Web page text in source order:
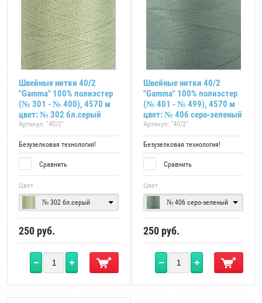
Швейные нитки 40/2
"Gamma" 100% полиэстер
(№ 301 - № 400), 4570 м
цвет: № 302 бл.серый
Артикул: "40/2"
Безузелковая технология!
Сравнить
Цвет
№ 302 бл.серый
250 руб.
Швейные нитки 40/2
"Gamma" 100% полиэстер
(№ 401 - № 499), 4570 м
цвет: № 406 серо-зеленый
Артикул: "40/2"
Безузелковая технология!
Сравнить
Цвет
№ 406 серо-зеленый
250 руб.